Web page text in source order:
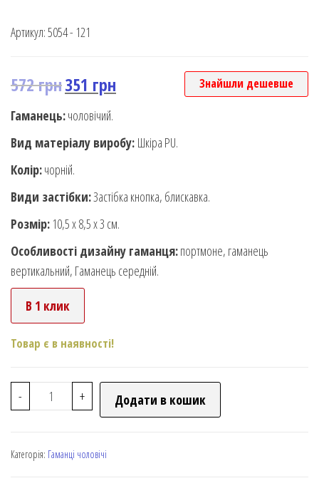
of 5 based
Артикул:5054 - 121
572грн351 грн Знайшли дешевше
Гаманець:чоловічий.
Вид матеріалу виробу: Шкіра PU.
Колір:чорній.
Види застібки:Застібка кнопка, блискавка.
Розмір: 10,5 х 8,5 х 3 см.
Особливості дизайну гаманця:портмоне, гаманець
вертикальний, Гаманець середній.
В 1 клик
Товар є в наявності!
- + Додати в кошик
Категорія: Гаманці чоловічі